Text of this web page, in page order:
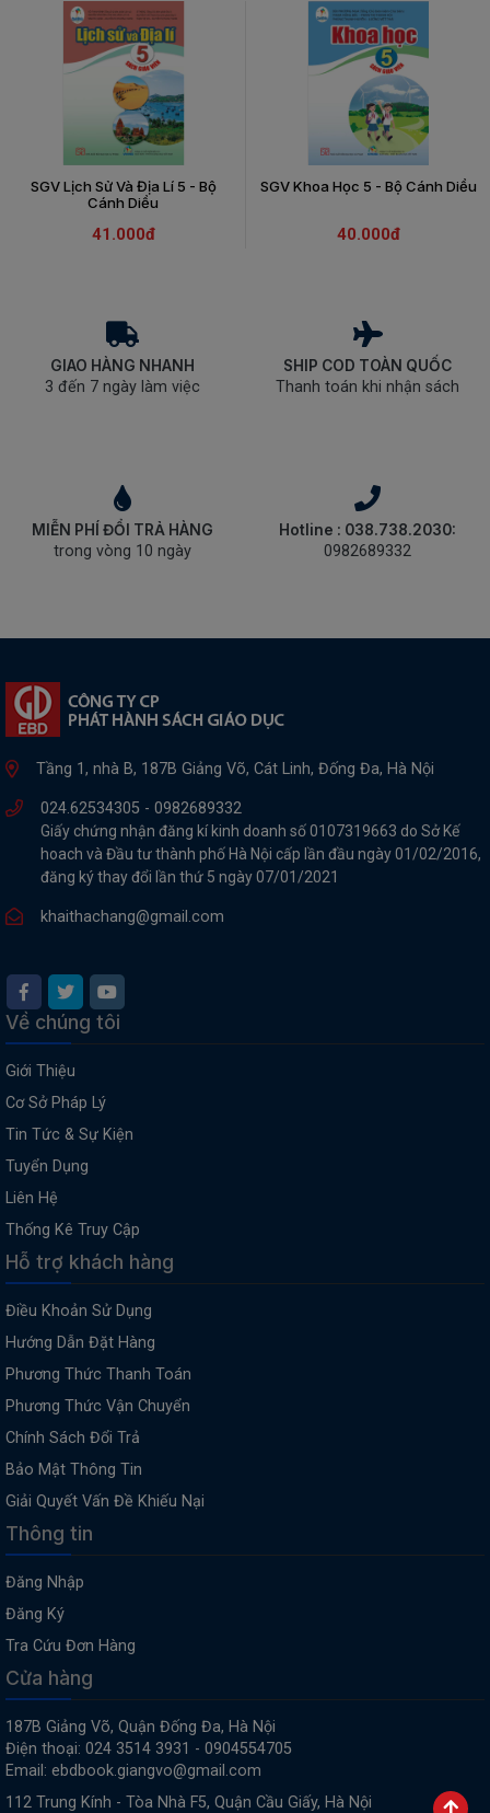
SGV Lịch Sử Và Địa Lí 5 - Bộ
Cánh Diều
41.000đ
SGV Khoa Học 5 - Bộ Cánh Diều
40.000đ
GIAO HÀNG NHANH
3 đến 7 ngày làm việc
SHIP COD TOÀN QUỐC
Thanh toán khi nhận sách
MIỄN PHÍ ĐỔI TRẢ HÀNG
trong vòng 10 ngày
Hotline : 038.738.2030:
0982689332
Tầng 1, nhà B, 187B Giảng Võ, Cát Linh, Đống Đa, Hà Nội
024.62534305 - 0982689332
Giấy chứng nhận đăng kí kinh doanh số 0107319663 do Sở Kế
hoach và Đầu tư thành phố Hà Nội cấp lần đầu ngày 01/02/2016,
đăng ký thay đổi lần thứ 5 ngày 07/01/2021
khaithachang@gmail.com
Về chúng tôi
Giới Thiệu
Cơ Sở Pháp Lý
Tin Tức & Sự Kiện
Tuyển Dụng
Liên Hệ
Thống Kê Truy Cập
Hỗ trợ khách hàng
Điều Khoản Sử Dụng
Hướng Dẫn Đặt Hàng
Phương Thức Thanh Toán
Phương Thức Vận Chuyển
Chính Sách Đổi Trả
Bảo Mật Thông Tin
Giải Quyết Vấn Đề Khiếu Nại
Thông tin
Đăng Nhập
Đăng Ký
Tra Cứu Đơn Hàng
Cửa hàng
187B Giảng Võ, Quận Đống Đa, Hà Nội
Điện thoại: 024 3514 3931 - 0904554705
Email: ebdbook.giangvo@gmail.com
112 Trung Kính - Tòa Nhà F5, Quận Cầu Giấy, Hà Nội